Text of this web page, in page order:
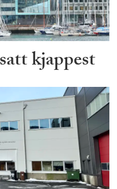
kjappest